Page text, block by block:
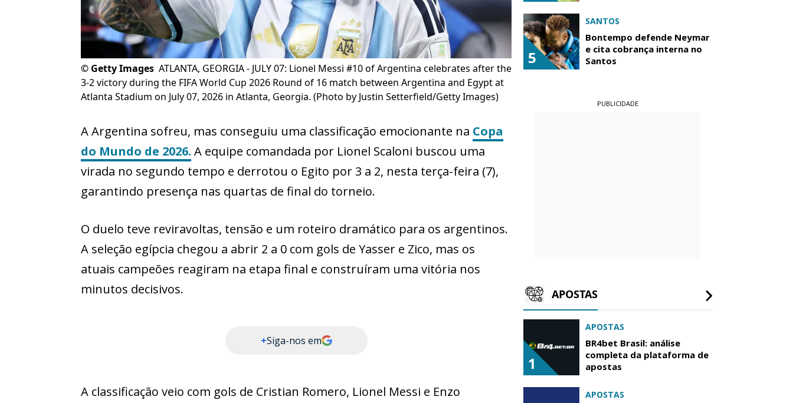
© Getty Images ATLANTA, GEORGIA - JULY 07: Lionel Messi #10 of Argentina celebrates after the
3-2 victory during the FIFA World Cup 2026 Round of 16 match between Argentina and Egypt at
Atlanta Stadium on July 07, 2026 in Atlanta, Georgia. (Photo by Justin Setterfield/Getty Images)
A Argentina sofreu, mas conseguiu uma classificação emocionante na Copa
do Mundo de 2026. A equipe comandada por Lionel Scaloni buscou uma
virada no segundo tempo e derrotou o Egito por 3 a 2, nesta terça-feira (7),
garantindo presença nas quartas de final do torneio.
O duelo teve reviravoltas, tensão e um roteiro dramático para os argentinos.
A seleção egípcia chegou a abrir 2 a 0 com gols de Yasser e Zico, mas os
atuais campeões reagiram na etapa final e construíram uma vitória nos
minutos decisivos.
+Siga-nos em
A classificação veio com gols de Cristian Romero, Lionel Messi e Enzo
5
SANTOS
Bontempo defende Neymar
e cita cobrança interna no
Santos
PUBLICIDADE
APOSTAS
1
APOSTAS
BR4bet Brasil: análise
completa da plataforma de
apostas
APOSTAS